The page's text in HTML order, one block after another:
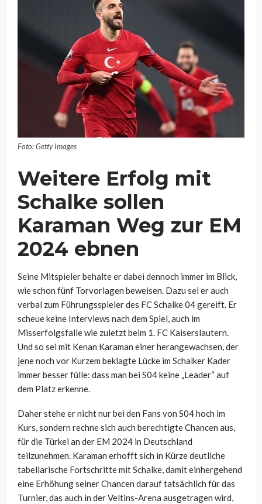
Foto: Getty Images
Weitere Erfolg mit
Schalke sollen
Karaman Weg zur EM
2024 ebnen
Seine Mitspieler behalte er dabei dennoch immer im Blick,
wie schon fünf Torvorlagen beweisen. Dazu sei er auch
verbal zum Führungsspieler des FC Schalke 04 gereift. Er
scheue keine Interviews nach dem Spiel, auch im
Misserfolgsfalle wie zuletzt beim 1. FC Kaiserslautern.
Und so sei mit Kenan Karaman einer herangewachsen, der
jene noch vor Kurzem beklagte Lücke im Schalker Kader
immer besser fülle: dass man bei S04 keine „Leader“ auf
dem Platz erkenne.
Daher stehe er nicht nur bei den Fans von S04 hoch im
Kurs, sondern rechne sich auch berechtigte Chancen aus,
für die Türkei an der EM 2024 in Deutschland
teilzunehmen. Karaman erhofft sich in Kürze deutliche
tabellarische Fortschritte mit Schalke, damit einhergehend
eine Erhöhung seiner Chancen darauf tatsächlich für das
Turnier, das auch in der Veltins-Arena ausgetragen wird,